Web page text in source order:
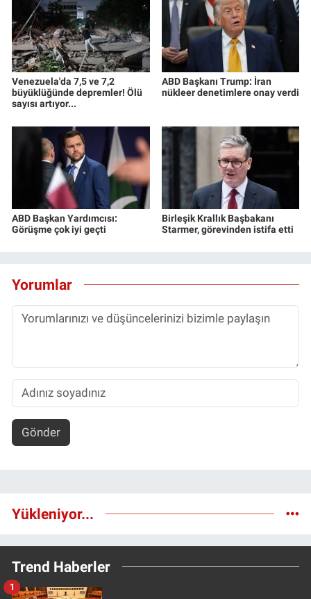
Venezuela'da 7,5 ve 7,2
büyüklüğünde depremler! Ölü
sayısı artıyor...
ABD Başkanı Trump: İran
nükleer denetimlere onay verdi
ABD Başkan Yardımcısı:
Görüşme çok iyi geçti
Birleşik Krallık Başbakanı
Starmer, görevinden istifa etti
Yorumlar
Gönder
Yükleniyor...
Trend Haberler
1